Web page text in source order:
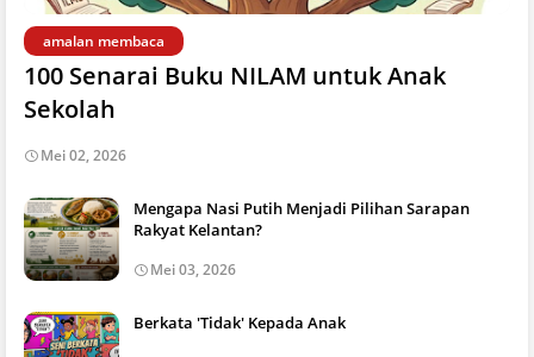
amalan membaca
100 Senarai Buku NILAM untuk Anak
Sekolah
Mei 02, 2026
Mengapa Nasi Putih Menjadi Pilihan Sarapan
Rakyat Kelantan?
Mei 03, 2026
Berkata 'Tidak' Kepada Anak